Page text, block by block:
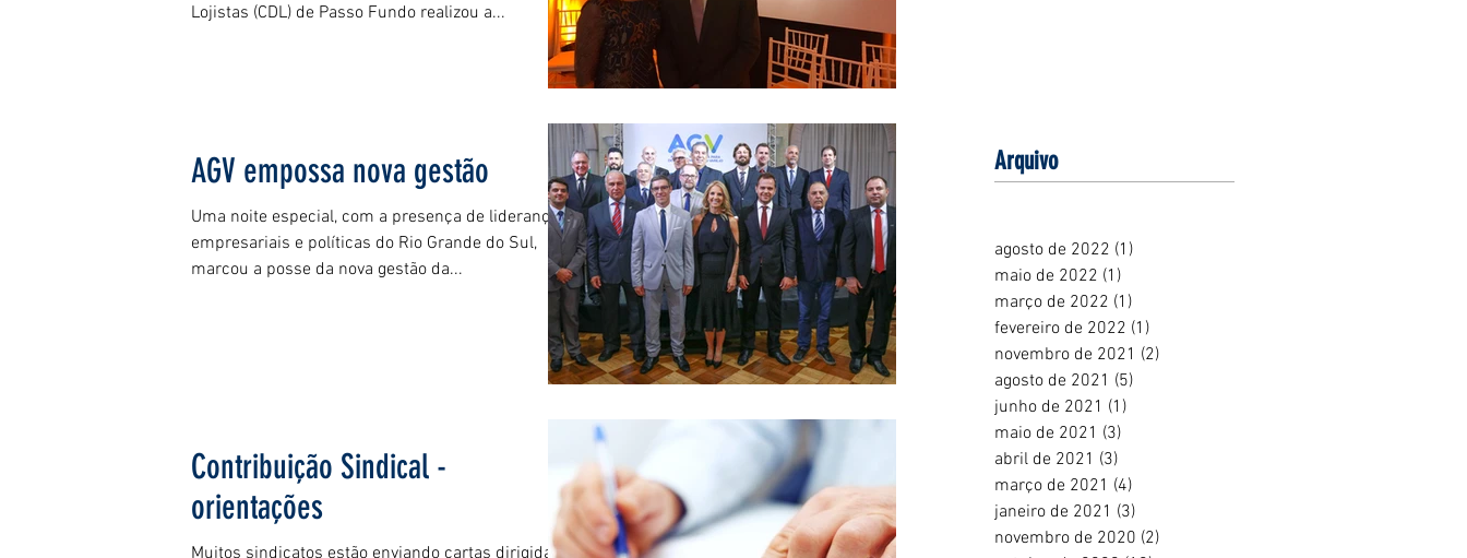
Lojistas (CDL) de Passo Fundo realizou a...
AGV empossa nova gestão
Uma noite especial, com a presença de lideranças
empresariais e políticas do Rio Grande do Sul,
marcou a posse da nova gestão da...
Contribuição Sindical -
orientações
Muitos sindicatos estão enviando cartas dirigidas à
Arquivo
agosto de 2022 (1)
maio de 2022 (1)
março de 2022 (1)
fevereiro de 2022 (1)
novembro de 2021 (2)
agosto de 2021 (5)
junho de 2021 (1)
maio de 2021 (3)
abril de 2021 (3)
março de 2021 (4)
janeiro de 2021 (3)
novembro de 2020 (2)